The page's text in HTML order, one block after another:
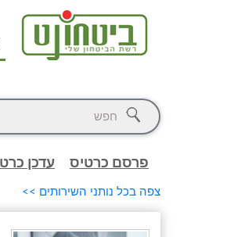
פרסם כרטיס עדכן
צפה בכל נותני השירותים >>